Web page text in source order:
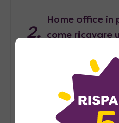
Home office in
come ricavare
Pied-à-terre,
arredarlo